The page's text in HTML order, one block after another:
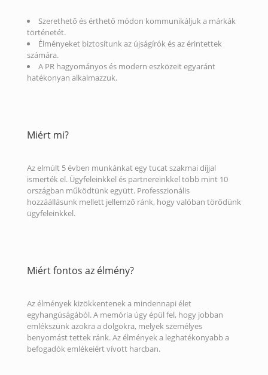
Szerethető és érthető módon kommunikáljuk a márkák
történetét.
Élményeket biztosítunk az újságírók és az érintettek
számára.
A PR hagyományos és modern eszközeit egyaránt
hatékonyan alkalmazzuk.
Miért mi?
Az elmúlt 5 évben munkánkat egy tucat szakmai díjjal
ismerték el. Ügyfeleinkkel és partnereinkkel több mint 10
országban működtünk együtt. Professzionális
hozzáállásunk mellett jellemző ránk, hogy valóban törődünk
ügyfeleinkkel.
Miért fontos az élmény?
Az élmények kizökkentenek a mindennapi élet
egyhangúságából. A memória úgy épül fel, hogy jobban
emlékszünk azokra a dolgokra, melyek személyes
benyomást tettek ránk. Az élmények a leghatékonyabb a
befogadók emlékeiért vívott harcban.